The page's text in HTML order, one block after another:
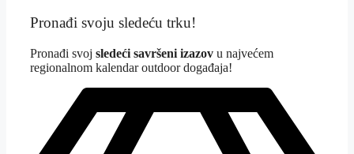
Pronađi svoju sledeću trku!
Pronađi svoj sledeći savršeni izazov u najvećem
regionalnom kalendar outdoor događaja!